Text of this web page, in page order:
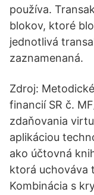
používa.
blokov, ktoré
jednotlivá
zaznamenaná.
Zdroj:
financií SR č.
zdaňovania
aplikáciou
ako účtovná
ktorá uchováva
Kombinácia s